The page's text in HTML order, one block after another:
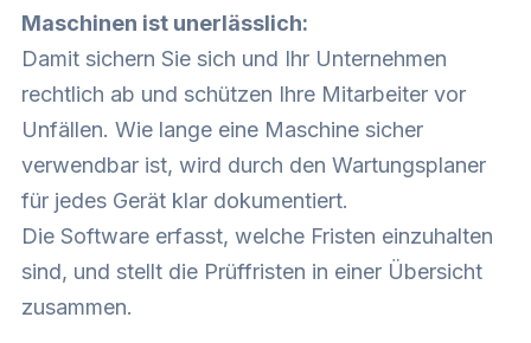
Maschinen ist unerlässlich:
Damit sichern Sie sich und Ihr Unternehmen
rechtlich ab und schützen Ihre Mitarbeiter vor
Unfällen. Wie lange eine Maschine sicher
verwendbar ist, wird durch den Wartungsplaner
für jedes Gerät klar dokumentiert.
Die Software erfasst, welche Fristen einzuhalten
sind, und stellt die Prüffristen in einer Übersicht
zusammen.